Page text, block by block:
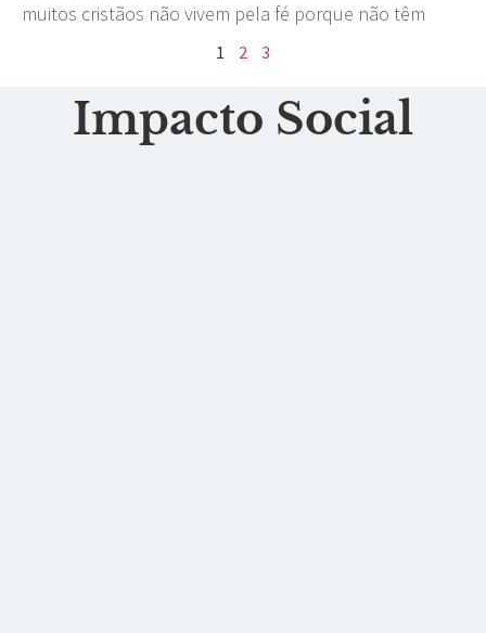
muitos cristãos não vivem pela fé porque não têm
1 2 3
Impacto Social